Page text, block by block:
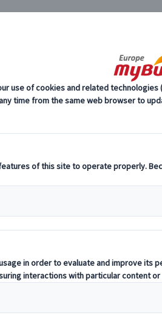
ヨーロッパ周遊旅行『ランドク